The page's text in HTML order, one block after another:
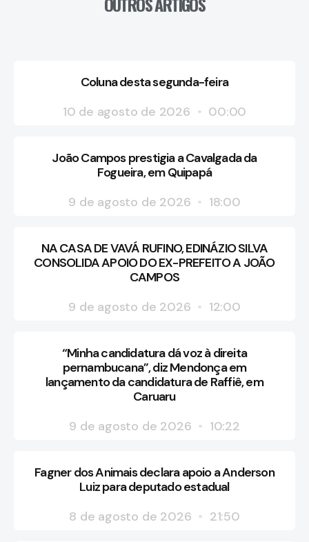
Coluna desta segunda-feira
10 de agosto de 2026
00:00
João Campos prestigia a Cavalgada da
Fogueira, em Quipapá
9 de agosto de 2026
18:00
NA CASA DE VAVÁ RUFINO, EDINÁZIO SILVA
CONSOLIDA APOIO DO EX-PREFEITO A JOÃO
CAMPOS
9 de agosto de 2026
12:00
“Minha candidatura dá voz à direita
pernambucana”, diz Mendonça em
lançamento da candidatura de Raffiê, em
Caruaru
9 de agosto de 2026
10:22
Fagner dos Animais declara apoio a Anderson
Luiz para deputado estadual
8 de agosto de 2026
21:50